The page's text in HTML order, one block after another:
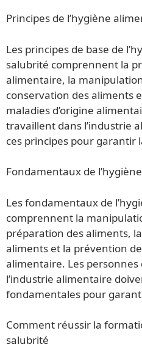
Principes de l’hygiène
Les principes de base de
salubrité comprennent la
alimentaire, la
conservation des aliments
maladies d’origine
travaillent dans l’industrie
ces principes pour garantir
Fondamentaux de
Les fondamentaux de
comprennent la
préparation des aliments,
aliments et la prévention
alimentaire. Les
l’industrie alimentaire
fondamentales pour
Comment réussir la
salubrité